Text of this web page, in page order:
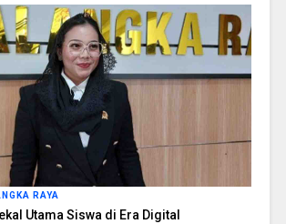
RAYA
Utama Siswa di Era Digital